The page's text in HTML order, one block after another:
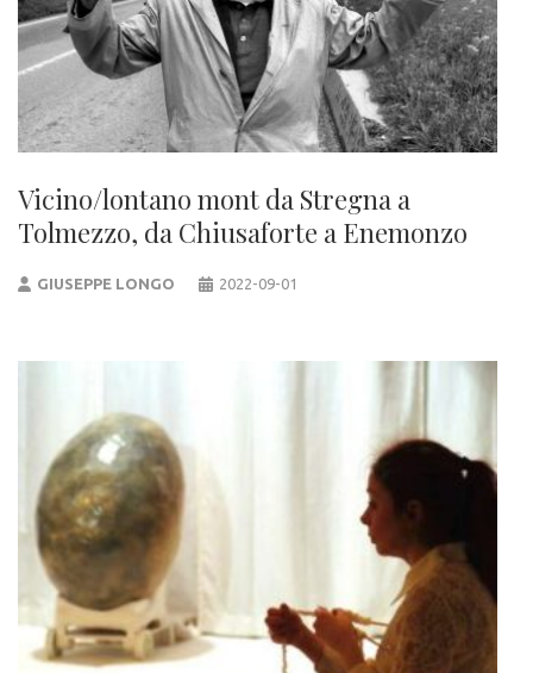
Vicino/lontano mont da Stregna a
Tolmezzo, da Chiusaforte a Enemonzo
GIUSEPPE LONGO 2022-09-01